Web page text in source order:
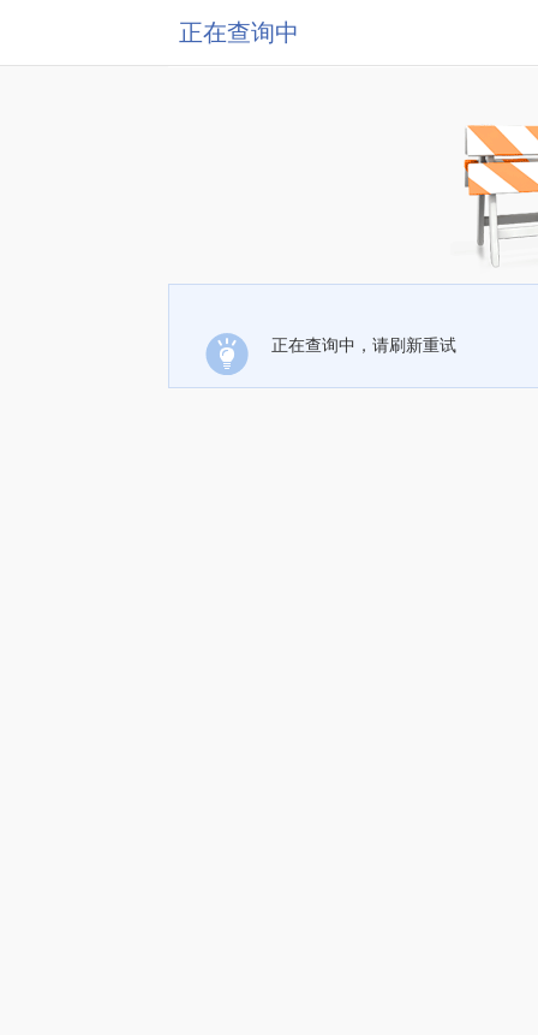
正在查询中
正在查询中，请刷新重试